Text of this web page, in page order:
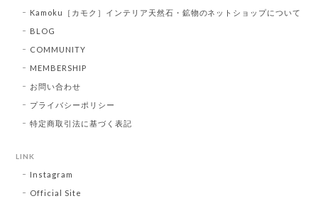
Kamoku［カモク］インテリア天然石・鉱物のネットショップについて
BLOG
COMMUNITY
MEMBERSHIP
お問い合わせ
プライバシーポリシー
特定商取引法に基づく表記
LINK
Instagram
Official Site